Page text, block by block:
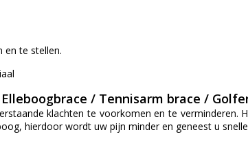
en te stellen.
/ Tennisarm brace /
klachten te voorkomen en te verminderen.
hierdoor wordt uw pijn minder en geneest u